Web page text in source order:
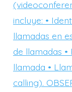
incluye: •
llamadas en
de llamadas
llamada •
calling).